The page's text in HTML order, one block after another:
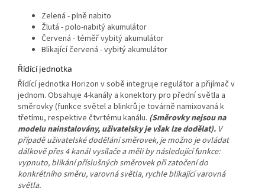
Zelená - plně nabito
Žlutá - polo-nabitý akumulátor
Červená - téměř vybitý akumulátor
Blikající červená - vybitý akumulátor
Řídící jednotka
Řídící jednotka Horizon v sobě integruje regulátor a přijímač v
jednom. Obsahuje 4-kanály a konektory pro přední světla a
směrovky (funkce světel a blinkrů je továrně namixovaná k
třetímu, respektive čtvrtému kanálu. (Směrovky nejsou na
modelu nainstalovány, uživatelsky je však lze dodělat). V
případě uživatelské dodělání směrovek, je možno je ovládat
dálkově přes 4 kanál vysílače a měli by následující funkce:
vypnuto, blikání příslušných směrovek při zatočení do
konkrétního směru, varovná světla, rychle blikající varovná
světla.